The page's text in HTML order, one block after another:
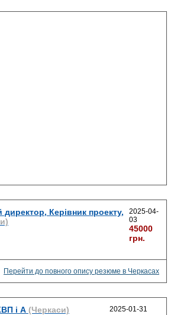
директор, Керівник проекту,
2025-04-
03
45000
грн.
Перейти до повного опису резюме в Черкасах
і А (Черкаси) 2025-01-31